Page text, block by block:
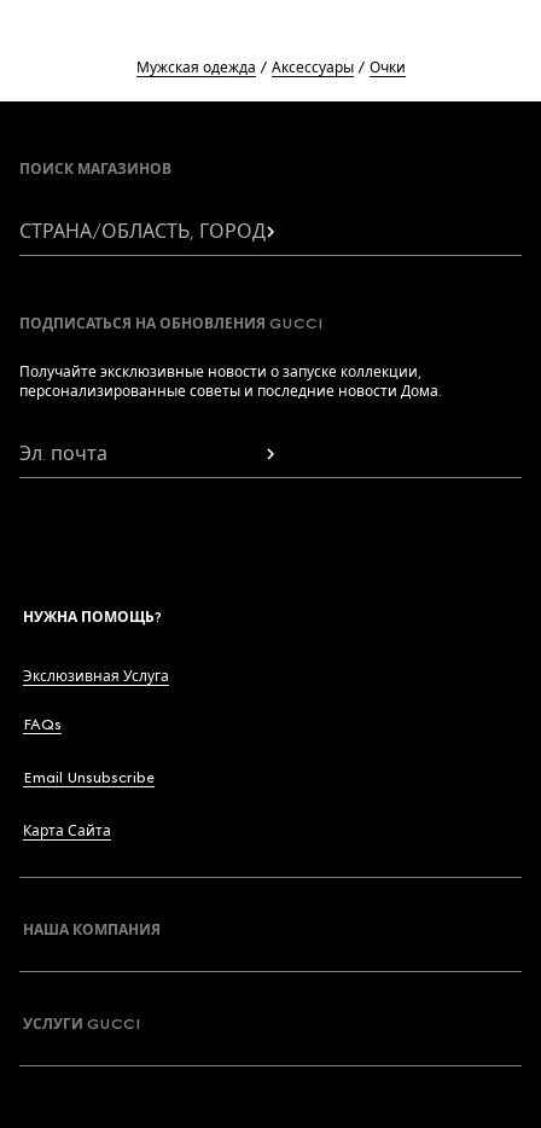
Мужская одежда Аксессуары Очки
ПОИСК МАГАЗИНОВ
СТРАНА/ОБЛАСТЬ, ГОРОД
ПОДПИСАТЬСЯ НА ОБНОВЛЕНИЯ GUCCI
Получайте эксклюзивные новости о запуске коллекции,
персонализированные советы и последние новости Дома.
Эл. почта
НУЖНА ПОМОЩЬ?
Экслюзивная Услуга
FAQs
Email Unsubscribe
Карта Сайта
НАША КОМПАНИЯ
УСЛУГИ GUCCI